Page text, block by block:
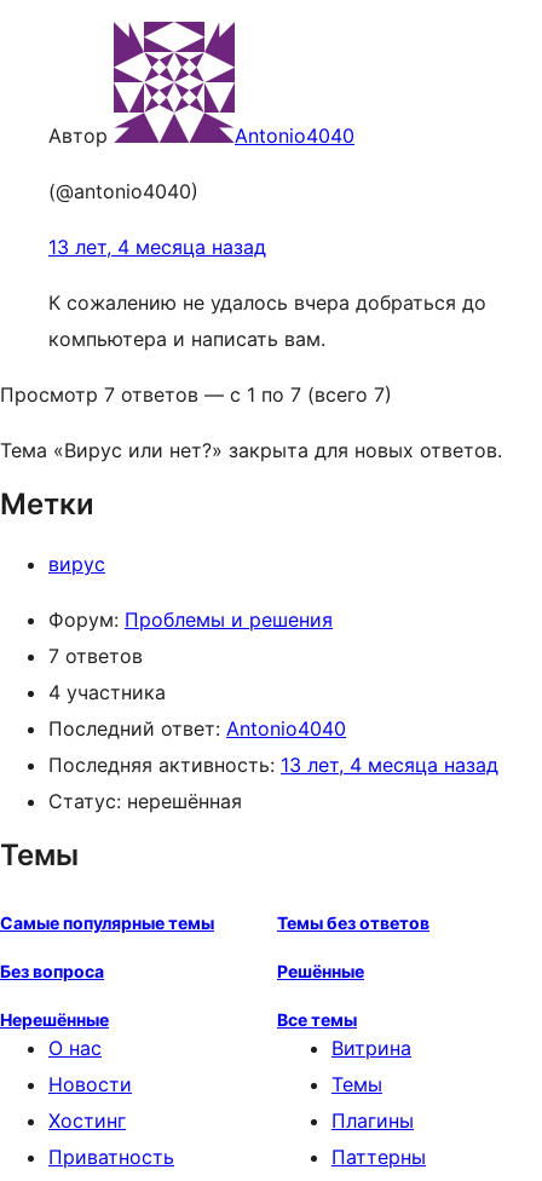
Автор Antonio4040
(@antonio4040)
13 лет, 4 месяца назад
К сожалению не удалось вчера добраться до
компьютера и написать вам.
Просмотр 7 ответов — с 1 по 7 (всего 7)
Тема «Вирус или нет?» закрыта для новых ответов.
Метки
вирус
Форум: Проблемы и решения
7 ответов
4 участника
Последний ответ: Antonio4040
Последняя активность: 13 лет, 4 месяца назад
Статус: нерешённая
Темы
Самые популярные темы Темы без ответов
Без вопроса Решённые
Нерешённые Все темы
О нас
Новости
Хостинг
Приватность
Витрина
Темы
Плагины
Паттерны